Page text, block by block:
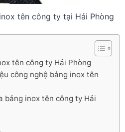
tên công ty tại Hải Phòng
tên công ty Hải Phòng
công nghệ bảng inox tên
bảng inox tên công ty Hải